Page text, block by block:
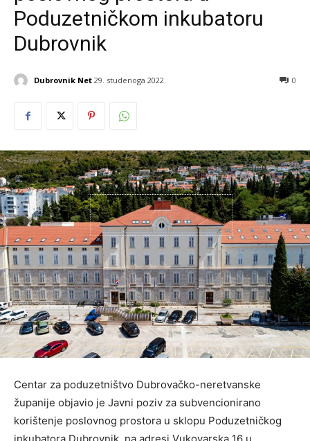
Poduzetničkom inkubatoru
Dubrovnik
Dubrovnik Net 29. studenoga 2022. 0
Centar za poduzetništvo Dubrovačko-neretvanske
županije objavio je Javni poziv za subvencionirano
korištenje poslovnog prostora u sklopu Poduzetničkog